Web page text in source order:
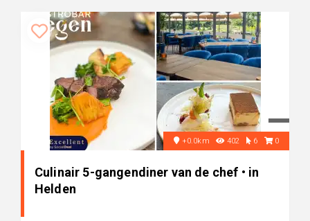
+0.0km 402 6 0
Culinair 5-gangendiner van de chef • in
Helden